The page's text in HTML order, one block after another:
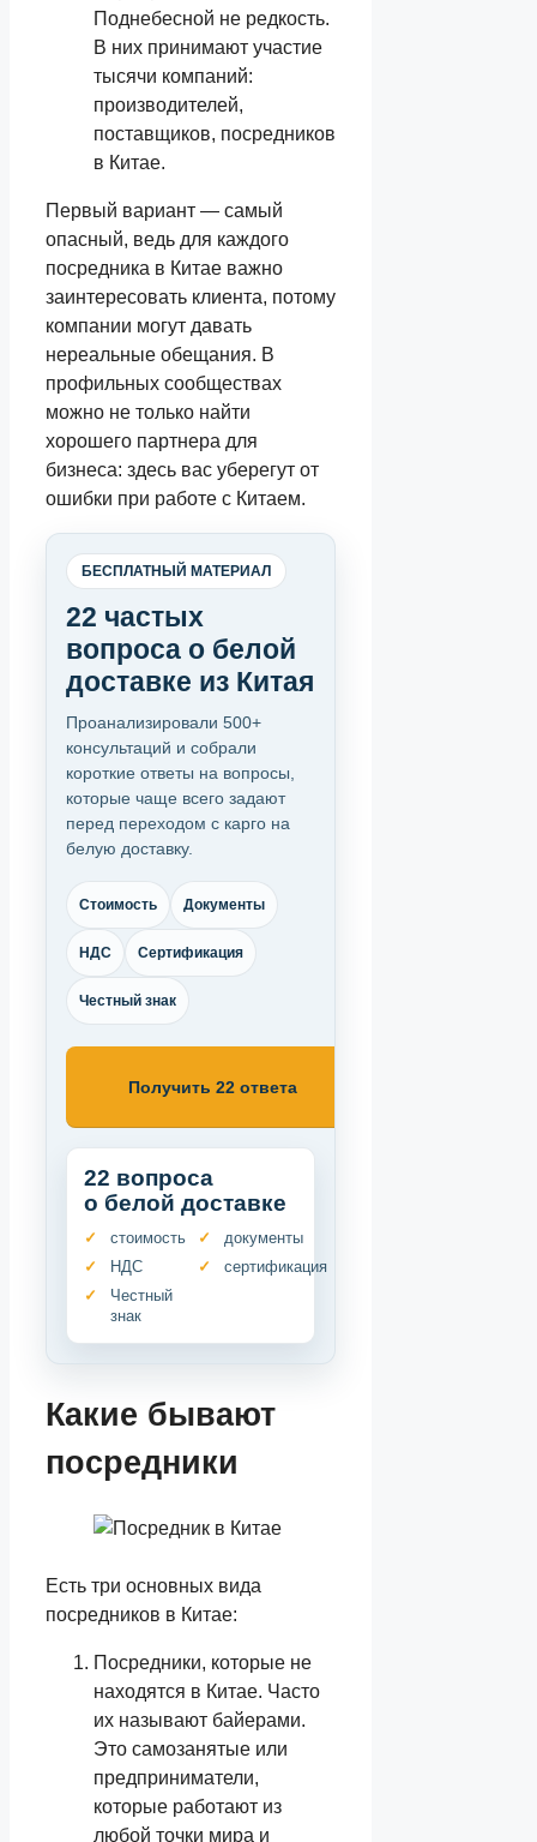
Поднебесной не редкость.
В них принимают участие
тысячи компаний:
производителей,
поставщиков, посредников
в Китае.
Первый вариант — самый
опасный, ведь для каждого
посредника в Китае важно
заинтересовать клиента, потому
компании могут давать
нереальные обещания. В
профильных сообществах
можно не только найти
хорошего партнера для
бизнеса: здесь вас уберегут от
ошибки при работе с Китаем.
БЕСПЛАТНЫЙ МАТЕРИАЛ
22 частых
вопроса о белой
доставке из Китая
Проанализировали 500+
консультаций и собрали
короткие ответы на вопросы,
которые чаще всего задают
перед переходом с карго на
белую доставку.
Стоимость Документы
НДС Сертификация
Честный знак
Получить 22 ответа
22 вопроса
о белой доставке
стоимость
документы
НДС
сертификация
Честный
знак
Какие бывают
посредники
Есть три основных вида
посредников в Китае:
Посредники, которые не
находятся в Китае. Часто
их называют байерами.
Это самозанятые или
предприниматели,
которые работают из
любой точки мира и